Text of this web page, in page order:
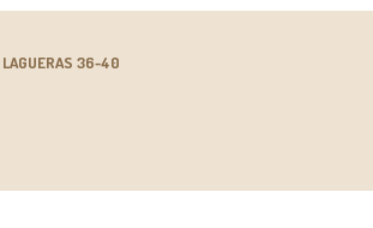
LAGUERAS 36-40